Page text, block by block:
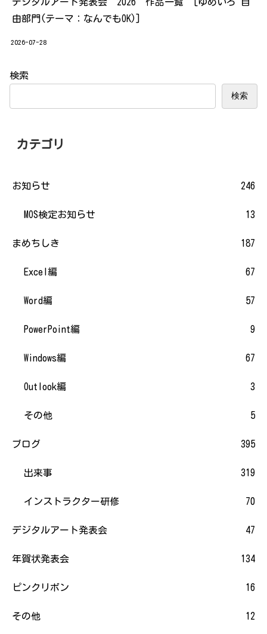
由部門(テーマ：なんでもOK)]
2026-07-28
検索
検索
カテゴリ
お知らせ 246
MOS検定お知らせ 13
まめちしき 187
Excel編 67
Word編 57
PowerPoint編 9
Windows編 67
Outlook編 3
その他 5
ブログ 395
出来事 319
インストラクター研修 70
デジタルアート発表会 47
年賀状発表会 134
ピンクリボン 16
その他 12